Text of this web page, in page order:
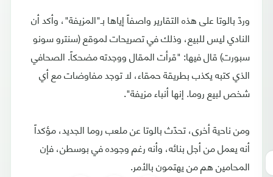
وردّ بالوتا على هذه التقارير واصفاً إياها بـ"المزيفة"، وأكد أن
النادي ليس للبيع، وذلك في تصريحات لموقع (سنترو سونو
سبورت) قال فيها: "قرأت المقال ووجدته مضحكاً. الصحافي
الذي كتبه يكذب بطريقة حمقاء، لا توجد مفاوضات مع أي
شخص لبيع روما. إنها أنباء مزيفة".
ومن ناحية أخرى، تحدّث بالوتا عن ملعب روما الجديد، مؤكداً
أنه يعمل من أجل بنائه، وأنه رغم وجوده في بوسطن، فإن
المحامين هم من يهتمون بالأمر.